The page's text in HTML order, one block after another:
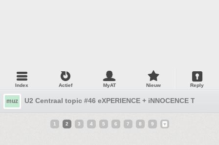
Index Actief MyAT Nieuw Reply
muz U2 Centraal topic #46 eXPERIENCE + iNNOCENCE Tour
1 2 3 4 5 6 7 8 9